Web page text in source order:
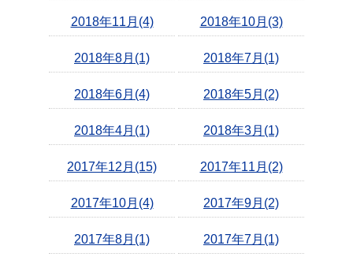
2018年11月(4) 2018年10月(3)
2018年8月(1) 2018年7月(1)
2018年6月(4) 2018年5月(2)
2018年4月(1) 2018年3月(1)
2017年12月(15) 2017年11月(2)
2017年10月(4) 2017年9月(2)
2017年8月(1) 2017年7月(1)